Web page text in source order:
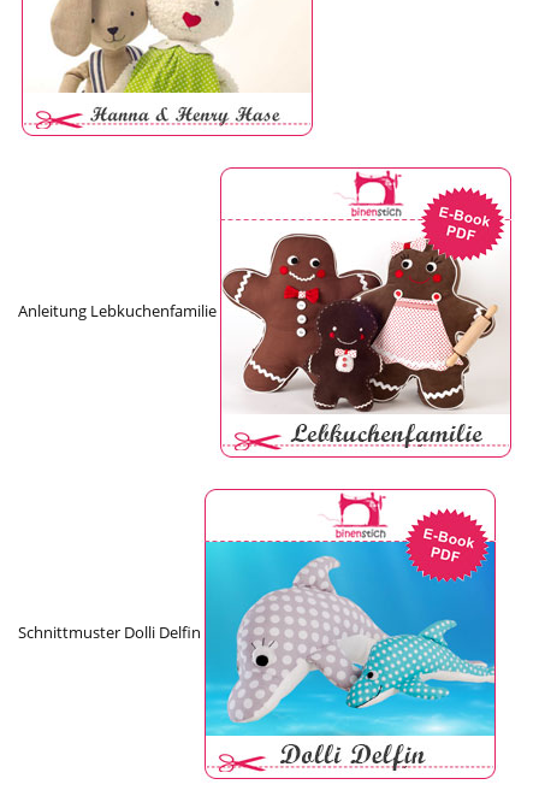
Anleitung Lebkuchenfamilie
Schnittmuster Dolli Delfin